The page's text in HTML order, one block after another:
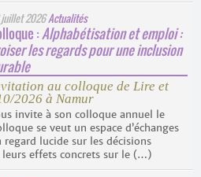
2026 Actualités
: Alphabétisation et emploi :
les regards pour une inclusion
au colloque de Lire et
2026 à Namur
invite à son colloque annuel le
se veut un espace d’échanges
lucide sur les décisions
effets concrets sur le (…)